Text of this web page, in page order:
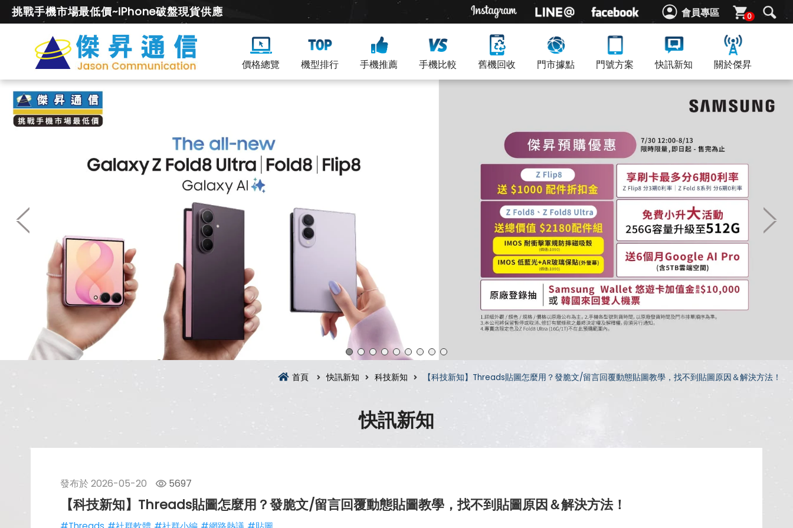
會員專區 0
挑戰手機市場最低價~iPhone破盤現貨供應
價格總覽 機型排行 手機推薦 手機比較 舊機回收 門市據點 門號方案 快訊新知 關於傑昇
首頁 快訊新知 科技新知 【科技新知】Threads貼圖怎麼用？發脆文/留言回覆動態貼圖教學，找不到貼圖原因＆解決方法！
快訊新知
發布於 2026-05-20 5697
【科技新知】Threads貼圖怎麼用？發脆文/留言回覆動態貼圖教學，找不到貼圖原因＆解決方法！